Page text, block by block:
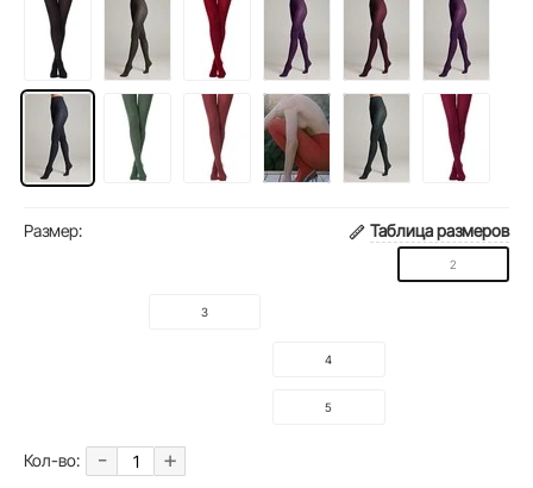
Размер: Таблица размеров
2
3
4
5
Кол-во: - +